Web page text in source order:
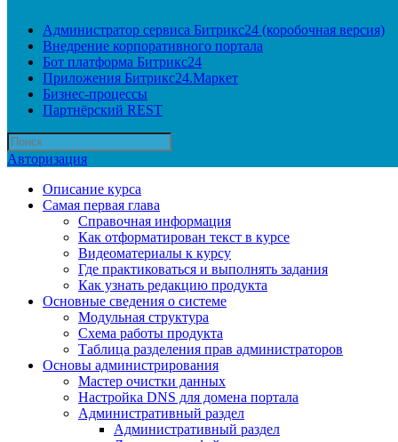
Администратор сервиса Битрикс24 (коробочная версия)
Внедрение корпоративного портала
Бот платформа Битрикс24
Приложения Битрикс24.Маркет
Бизнес-процессы
Партнёрский REST
Авторизация
Описание курса
Самая первая глава
Справочная информация
Как отформатирован текст в курсе
Видеоматериалы к курсу
Где практиковаться и выполнять задания
Как узнать редакцию продукта
Основные сведения о системе
Модульная структура
Схема работы продукта
Таблица разделения прав администраторов
Основы администрирования
Мастер очистки данных
Настройка DNS для домена портала
Административный раздел
Административный раздел